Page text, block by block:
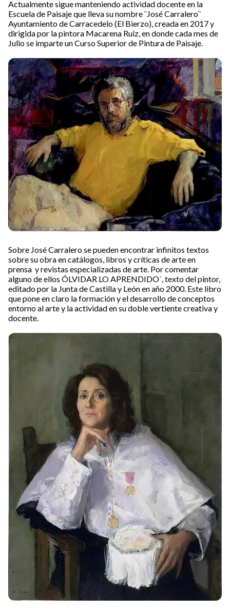
Actualmente sigue manteniendo actividad docente en la
Escuela de Paisaje que lleva su nombre ¨José Carralero¨
Ayuntamiento de Carracedelo (El Bierzo), creada en 2017 y
dirigida por la pintora Macarena Ruiz, en donde cada mes de
Julio se imparte un Curso Superior de Pintura de Paisaje.
Sobre José Carralero se pueden encontrar infinitos textos
sobre su obra en catálogos, libros y críticas de arte en
prensa y revistas especializadas de arte. Por comentar
alguno de ellos ÓLVIDAR LO APRENDIDO´, texto del pintor,
editado por la Junta de Castilla y León en año 2000. Este libro
que pone en claro la formación y el desarrollo de conceptos
entorno al arte y la actividad en su doble vertiente creativa y
docente.